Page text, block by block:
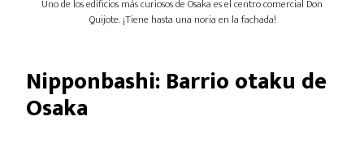
Uno de los edificios más curiosos de Osaka es el centro comercial Don
Quijote. ¡Tiene hasta una noria en la fachada!
Nipponbashi: Barrio otaku de
Osaka